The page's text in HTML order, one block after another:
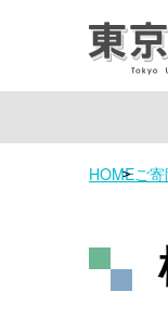
HOMEご